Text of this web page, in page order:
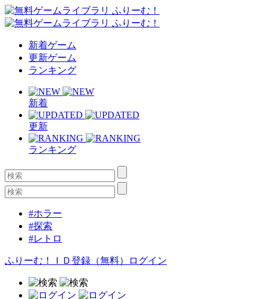
新着ゲーム
更新ゲーム
ランキング
新着
更新
ランキング
#ホラー
#探索
#レトロ
ふりーむ！ＩＤ登録（無料） ログイン